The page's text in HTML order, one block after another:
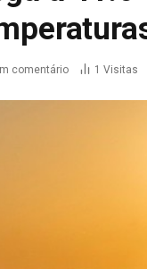
comentário 1 Visitas